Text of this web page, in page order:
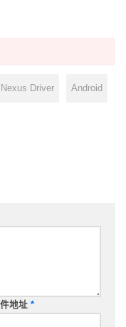
Nexus Driver Android
地址 *